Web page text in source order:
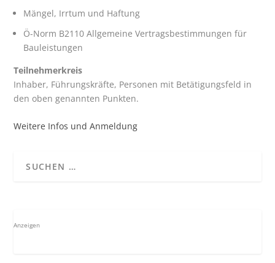
Mängel, Irrtum und Haftung
Ö-Norm B2110 Allgemeine Vertragsbestimmungen für
Bauleistungen
Teilnehmerkreis
Inhaber, Führungskräfte, Personen mit Betätigungsfeld in
den oben genannten Punkten.
Weitere Infos und Anmeldung
Anzeigen